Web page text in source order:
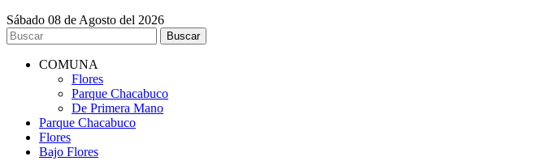
Sábado 08 de Agosto del 2026
COMUNA
Flores
Parque Chacabuco
De Primera Mano
Parque Chacabuco
Flores
Bajo Flores